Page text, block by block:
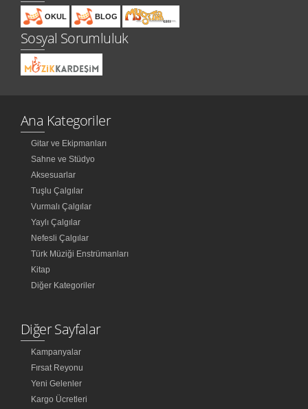
OKUL BLOG
Sosyal Sorumluluk
Ana Kategoriler
Gitar ve Ekipmanları
Sahne ve Stüdyo
Aksesuarlar
Tuşlu Çalgılar
Vurmalı Çalgılar
Yaylı Çalgılar
Nefesli Çalgılar
Türk Müziği Enstrümanları
Kitap
Diğer Kategoriler
Diğer Sayfalar
Kampanyalar
Fırsat Reyonu
Yeni Gelenler
Kargo Ücretleri